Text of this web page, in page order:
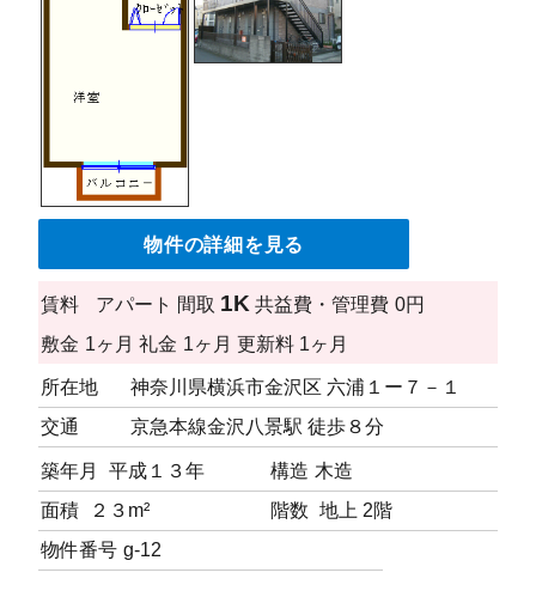
物件の詳細を見る
賃料 アパート 間取 1K 共益費・管理費 0円
敷金 1ヶ月 礼金 1ヶ月 更新料 1ヶ月
所在地
神奈川県横浜市金沢区 六浦１ー７－１
交通
京急本線金沢八景駅 徒歩８分
築年月 平成１３年 構造 木造
面積
２３m² 階数 地上 2階
物件番号 g-12